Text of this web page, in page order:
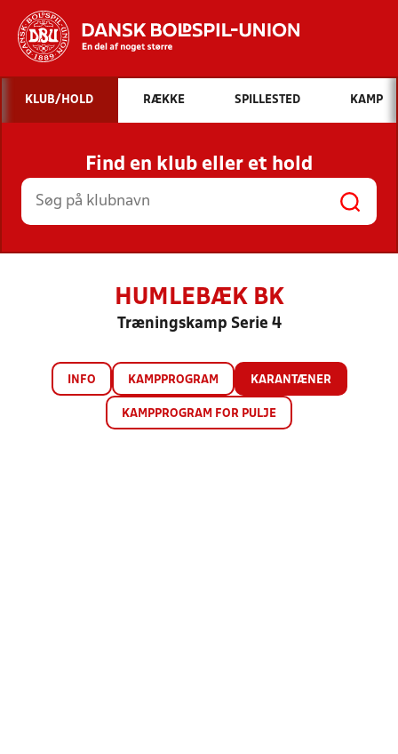
Hvad vil du søge efter?
INDHOLD OG NYHEDER
STILLINGER, RESULTATER, KLUBBER OG
HOLD
KLUB/HOLD RÆKKE SPILLESTED KAMP
Find en klub eller et hold
HUMLEBÆK BK
Træningskamp Serie 4
INFO KAMPPROGRAM KARANTÆNER
KAMPPROGRAM FOR PULJE